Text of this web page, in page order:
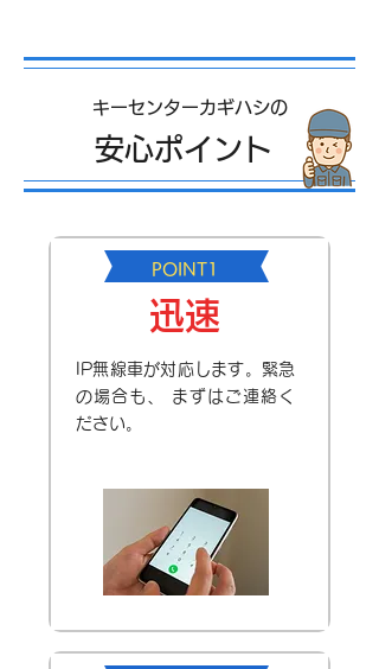
キーセンターカギハシの
安心ポイント
POINT1
迅速
IP無線車が対応します。緊急
の場合も、 まずはご連絡く
ださい。